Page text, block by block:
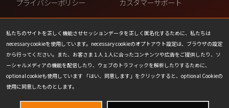
私たちのサイトを正しく機能させセッションデータを正しく匿名化するために、私たちは
necessary cookieを使用しています。necessary cookieのオプトアウト設定は、ブラウザの設定
から行ってください。また、お客さま１人１人に合ったコンテンツや広告をご提供したり、ソ
ーシャルメディアの機能を配信したり、ウェブのトラフィックを解析したりするために、
optional cookieも使用しています 「はい、同意します」をクリックすると、optional Cookieの
使用に同意したものとします。
プライバシーポリシー
カスタマーサポート
ファンコンテンツ・ポリシー
個人情報の販売や共有を許可し
ない
COOKIE
プレスリリース
会社情報
お問い合わせ